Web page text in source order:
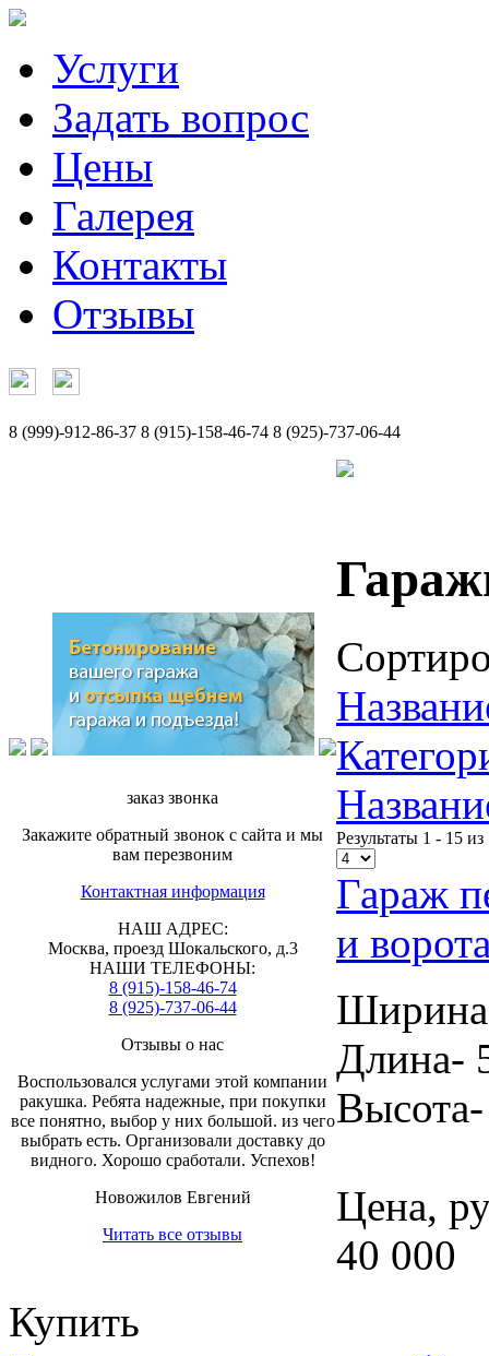
Услуги
Задать вопрос
Цены
Галерея
Контакты
Отзывы
8 (999)-912-86-37 8 (915)-158-46-74 8 (925)-737-06-44
заказ звонка
Закажите обратный звонок с сайта и мы
вам перезвоним
Контактная информация
НАШ АДРЕС:
Москва, проезд Шокальского, д.3
НАШИ ТЕЛЕФОНЫ:
8 (915)-158-46-74
8 (925)-737-06-44
Отзывы о нас
Воспользовался услугами этой компании
ракушка. Ребята надежные, при покупки
все понятно, выбор у них большой. из чего
выбрать есть. Организовали доставку до
видного. Хорошо сработали. Успехов!
Новожилов Евгений
Читать все отзывы
Результаты 1 - 15 из
Гараж
и
Длина-
Цена,
40 000
Купить